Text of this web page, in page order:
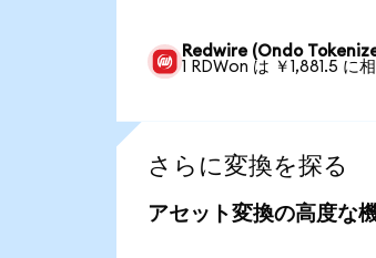
Redwire (Ondo
1 RDWon は ￥1,881.5 に
さらに変換を探る
アセット変換の高度な